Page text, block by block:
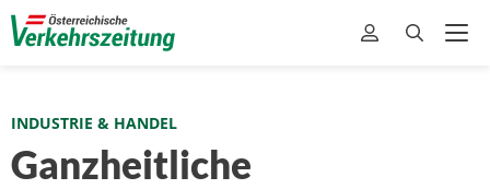
INDUSTRIE & HANDEL
Ganzheitliche